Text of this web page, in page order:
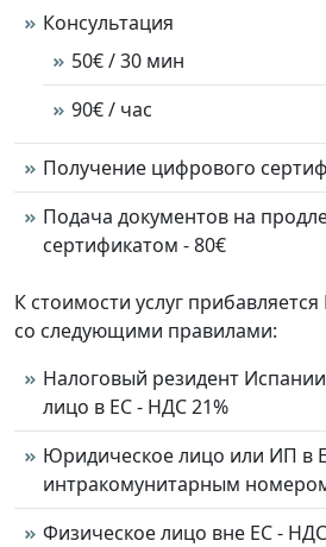
Консультация
50€ / 30 мин
90€ / час
Получение цифрового
Подача документов на
сертификатом - 80€
К стоимости услуг
со следующими правилами:
Налоговый резидент
лицо в ЕС - НДС 21%
Юридическое лицо или ИП в
интракомунитарным
Физическое лицо вне ЕС -